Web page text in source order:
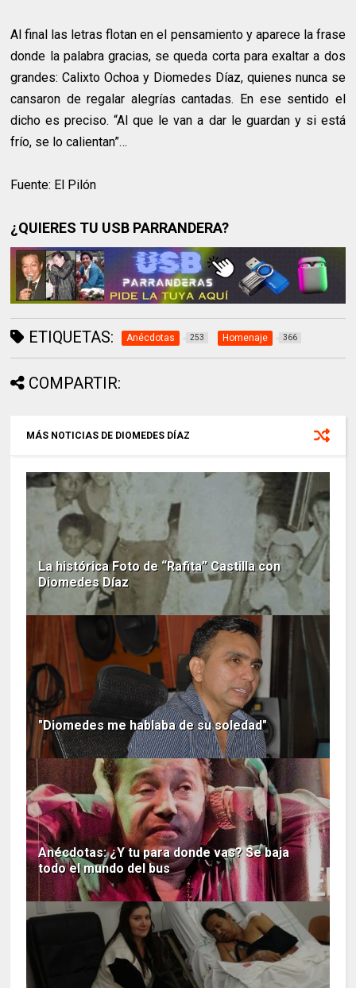
Al final las letras flotan en el pensamiento y aparece la frase
donde la palabra gracias, se queda corta para exaltar a dos
grandes: Calixto Ochoa y Diomedes Díaz, quienes nunca se
cansaron de regalar alegrías cantadas. En ese sentido el
dicho es preciso. “Al que le van a dar le guardan y si está
frío, se lo calientan”…
Fuente: El Pilón
¿QUIERES TU USB PARRANDERA?
ETIQUETAS: Anécdotas 253 Homenaje 366
COMPARTIR:
MÁS NOTICIAS DE DIOMEDES DÍAZ
La histórica Foto de “Rafita” Castilla con
Diomedes Díaz
"Diomedes me hablaba de su soledad"
Anécdotas: ¿Y tu para donde vas? Se baja
todo el mundo del bus